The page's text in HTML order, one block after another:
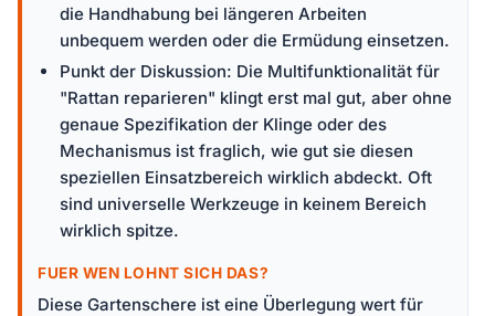
die Handhabung bei längeren Arbeiten
unbequem werden oder die Ermüdung einsetzen.
Punkt der Diskussion: Die Multifunktionalität für
"Rattan reparieren" klingt erst mal gut, aber ohne
genaue Spezifikation der Klinge oder des
Mechanismus ist fraglich, wie gut sie diesen
speziellen Einsatzbereich wirklich abdeckt. Oft
sind universelle Werkzeuge in keinem Bereich
wirklich spitze.
FUER WEN LOHNT SICH DAS?
Diese Gartenschere ist eine Überlegung wert für